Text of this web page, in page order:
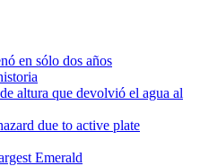
en sólo dos años
altura que devolvió el agua al
due to active plate
Emerald